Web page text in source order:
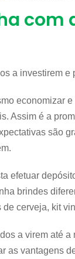
com
a investirem e
economizar
Assim é a
são
efetuar
brindes
cerveja, kit
a virem até
as vantagens